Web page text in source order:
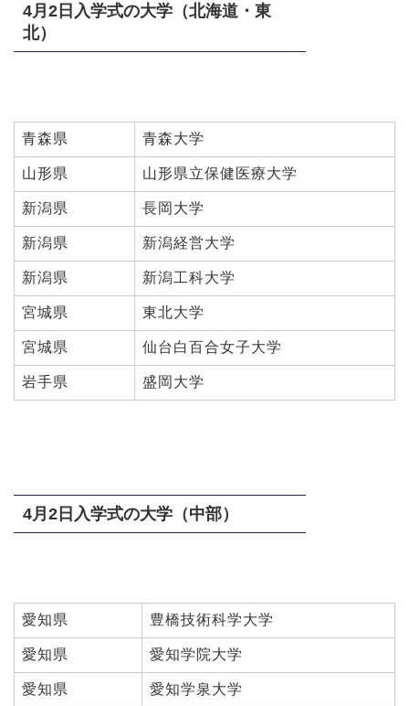
4月2日入学式の大学（北海道・東
北）
青森県 青森大学
山形県 山形県立保健医療大学
新潟県 長岡大学
新潟県 新潟経営大学
新潟県 新潟工科大学
宮城県 東北大学
宮城県 仙台白百合女子大学
岩手県 盛岡大学
4月2日入学式の大学（中部）
愛知県 豊橋技術科学大学
愛知県 愛知学院大学
愛知県 愛知学泉大学